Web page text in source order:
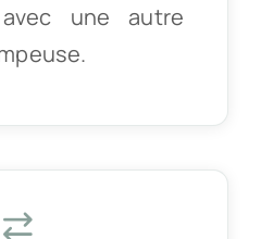
avec une autre